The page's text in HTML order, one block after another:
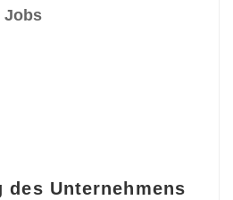
Jobs
des Unternehmens